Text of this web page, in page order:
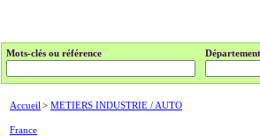
Mots-clés ou référence
Accueil > METIERS INDUSTRIE / AUTO
France